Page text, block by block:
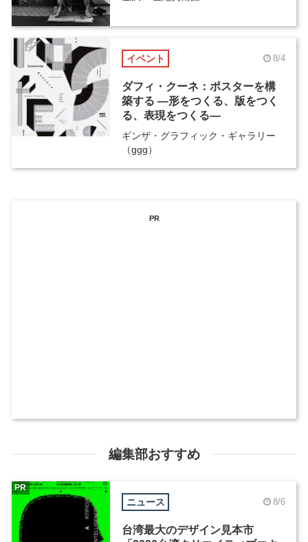
イベント 8/4
ダフィ・クーネ：ポスターを構
築する ―形をつくる、版をつく
る、表現をつくる―
ギンザ・グラフィック・ギャラリー
（ggg）
PR
編集部おすすめ
ニュース 8/6
台湾最大のデザイン見本市
PR